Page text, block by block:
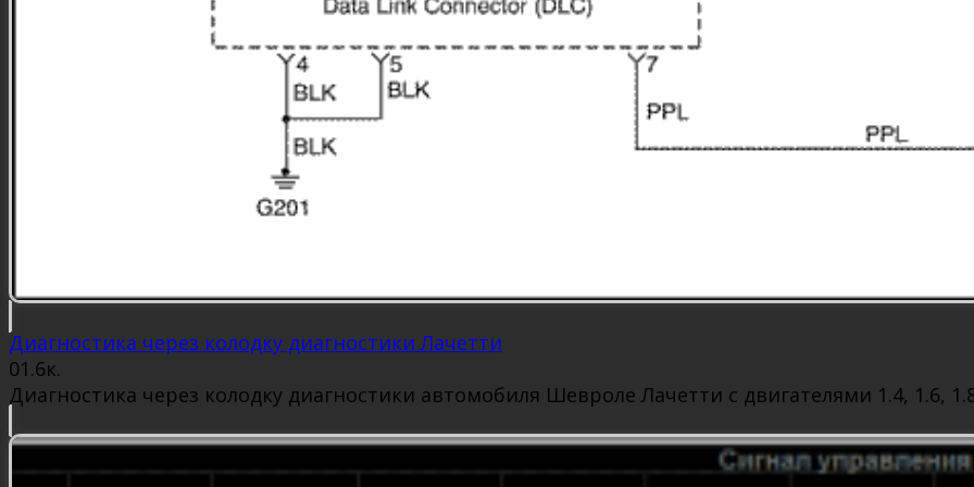
Диагностика через колодку диагностики Лачетти
01.6к.
Диагностика через колодку диагностики автомобиля Шевроле Лачетти с двигателями 1.4, 1.6,